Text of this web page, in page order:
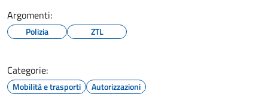
Argomenti:
Polizia ZTL
Categorie:
Mobilità e trasporti Autorizzazioni